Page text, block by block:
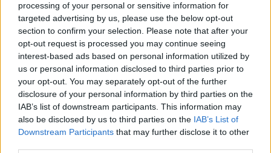
processing of your personal or sensitive information for
targeted advertising by us, please use the below opt-out
section to confirm your selection. Please note that after your
opt-out request is processed you may continue seeing
interest-based ads based on personal information utilized by
us or personal information disclosed to third parties prior to
your opt-out. You may separately opt-out of the further
disclosure of your personal information by third parties on the
IAB’s list of downstream participants. This information may
also be disclosed by us to third parties on the IAB’s List of
Downstream Participants that may further disclose it to other